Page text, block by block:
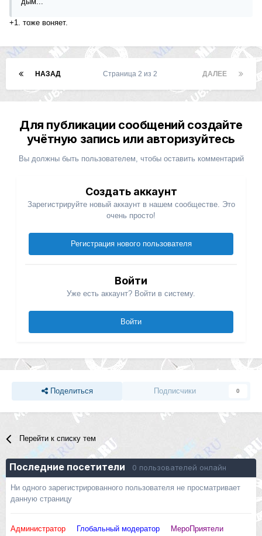
+1. тоже воняет.
НАЗАД ДАЛЕЕ
Страница 2 из 2
Для публикации сообщений создайте
учётную запись или авторизуйтесь
Вы должны быть пользователем, чтобы оставить комментарий
Создать аккаунт
Зарегистрируйте новый аккаунт в нашем сообществе. Это
очень просто!
Регистрация нового пользователя
Войти
Уже есть аккаунт? Войти в систему.
Войти
Поделиться Подписчики 0
Перейти к списку тем
Последние посетители 0 пользователей онлайн
Ни одного зарегистрированного пользователя не просматривает
данную страницу
Администратор Глобальный модератор МероПриятели